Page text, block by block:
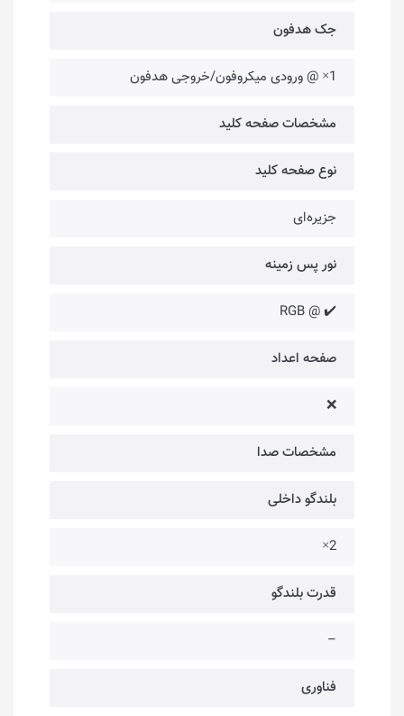
جک هدفون
1× @ ورودی میکروفون/خروجی هدفون
مشخصات صفحه کلید
نوع صفحه کلید
جزیره‌ای
نور پس زمینه
✔️ @ RGB
صفحه اعداد
❌
مشخصات صدا
بلندگو داخلی
2×
قدرت بلندگو
–
فناوری‌